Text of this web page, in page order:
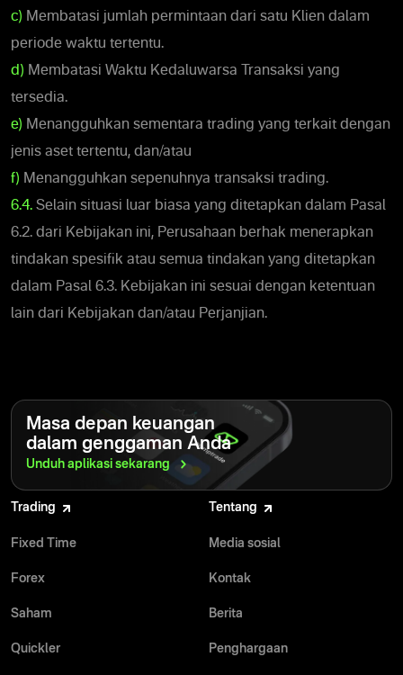
c) Membatasi jumlah permintaan dari satu Klien dalam
periode waktu tertentu.
d) Membatasi Waktu Kedaluwarsa Transaksi yang
tersedia.
e) Menangguhkan sementara trading yang terkait dengan
jenis aset tertentu, dan/atau
f) Menangguhkan sepenuhnya transaksi trading.
6.4. Selain situasi luar biasa yang ditetapkan dalam Pasal
6.2. dari Kebijakan ini, Perusahaan berhak menerapkan
tindakan spesifik atau semua tindakan yang ditetapkan
dalam Pasal 6.3. Kebijakan ini sesuai dengan ketentuan
lain dari Kebijakan dan/atau Perjanjian.
Masa depan keuangan
dalam genggaman Anda
Unduh aplikasi sekarang
Trading
Fixed Time
Forex
Saham
Quickler
Tentang
Media sosial
Kontak
Berita
Penghargaan